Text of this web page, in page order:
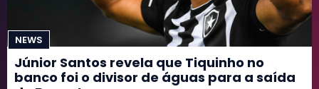
NEWS
Júnior Santos revela que Tiquinho no
banco foi o divisor de águas para a saída